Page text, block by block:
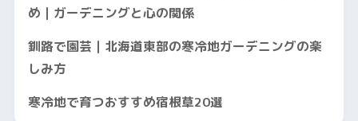
め｜ガーデニングと心の関係
釧路で園芸｜北海道東部の寒冷地ガーデニングの楽
しみ方
寒冷地で育つおすすめ宿根草20選